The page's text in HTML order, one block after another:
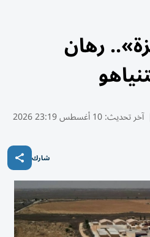
رهان
آخر تحديث:10 أغسطس 23:19 2026
شارك